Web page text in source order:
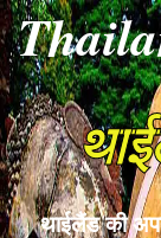
थाईलैंड की